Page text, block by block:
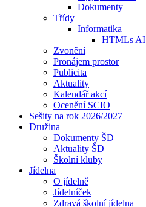
Dokumenty
Třídy
Informatika
HTMLs AI
Zvonění
Pronájem prostor
Publicita
Aktuality
Kalendář akcí
Ocenění SCIO
Sešity na rok 2026/2027
Družina
Dokumenty ŠD
Aktuality ŠD
Školní kluby
Jídelna
O jídelně
Jídelníček
Zdravá školní jídelna